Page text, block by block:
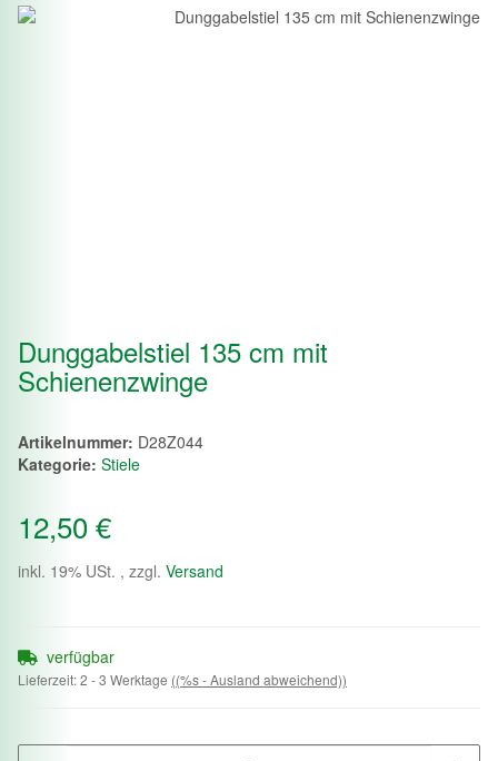
Dunggabelstiel 135 cm mit
Schienenzwinge
Artikelnummer: D28Z044
Kategorie: Stiele
12,50 €
inkl. 19% USt. , zzgl. Versand
verfügbar
Lieferzeit:2 - 3 Werktage ((%s - Ausland abweichend))